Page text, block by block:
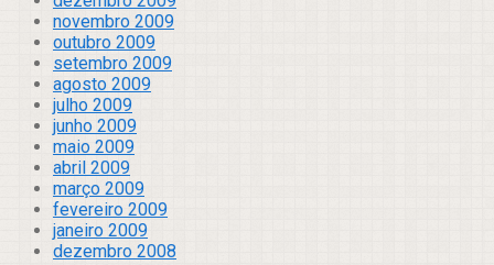
novembro 2009
outubro 2009
setembro 2009
agosto 2009
julho 2009
junho 2009
maio 2009
abril 2009
março 2009
fevereiro 2009
janeiro 2009
dezembro 2008